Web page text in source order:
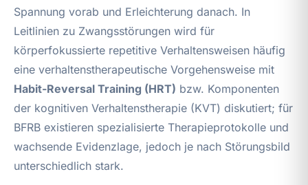
Spannung vorab und Erleichterung danach. In
Leitlinien zu Zwangsstörungen wird für
körperfokussierte repetitive Verhaltensweisen häufig
eine verhaltenstherapeutische Vorgehensweise mit
Habit-Reversal Training (HRT) bzw. Komponenten
der kognitiven Verhaltenstherapie (KVT) diskutiert; für
BFRB existieren spezialisierte Therapieprotokolle und
wachsende Evidenzlage, jedoch je nach Störungsbild
unterschiedlich stark.